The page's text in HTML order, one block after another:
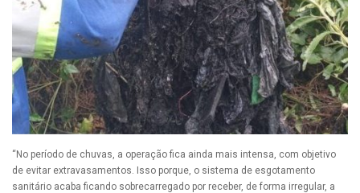
“No período de chuvas, a operação fica ainda mais intensa, com objetivo
de evitar extravasamentos. Isso porque, o sistema de esgotamento
sanitário acaba ficando sobrecarregado por receber, de forma irregular, a